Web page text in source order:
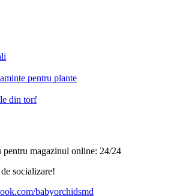
pentru plante
din torf
pentru magazinul online: 24/24
socializare!
babyorchidsmd